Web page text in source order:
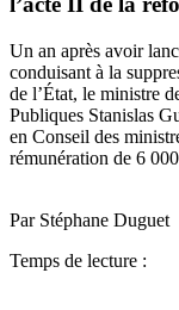
Un an après avoir
conduisant à la
de l’État, le ministre
Publiques Stanislas
en Conseil des
rémunération de 6
Par Stéphane Duguet
Temps de lecture :